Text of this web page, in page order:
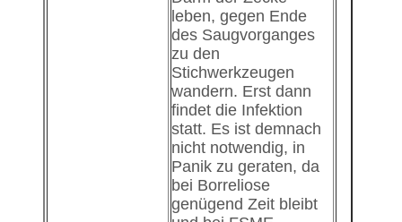
leben, gegen Ende
des Saugvorganges
zu den
Stichwerkzeugen
wandern. Erst dann
findet die Infektion
statt. Es ist demnach
nicht notwendig, in
Panik zu geraten, da
bei Borreliose
genügend Zeit bleibt